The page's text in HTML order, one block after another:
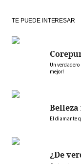
TE PUEDE INTERESAR
Un verdadero
mejor!
El diamante
¿De